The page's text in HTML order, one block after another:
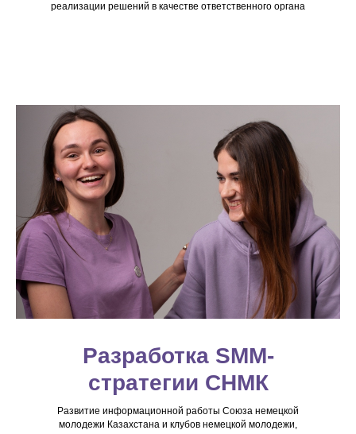
реализации решений в качестве ответственного органа
Разработка SMM-
стратегии СНМК
Развитие информационной работы Союза немецкой
молодежи Казахстана и клубов немецкой молодежи,